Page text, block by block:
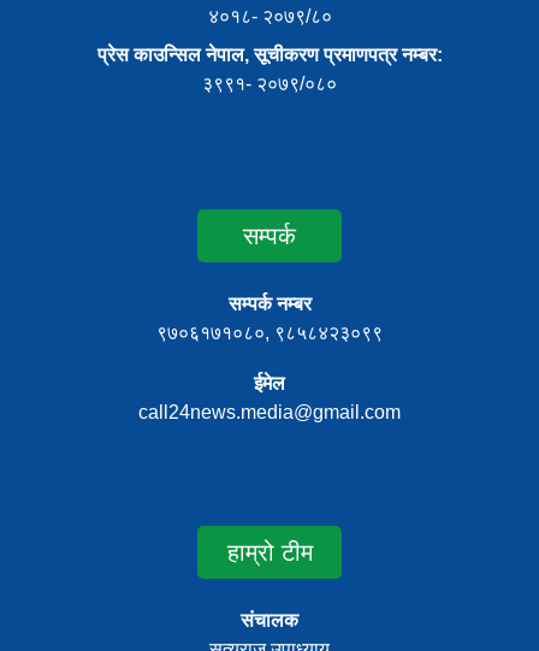
४०१८- २०७९/८०
प्रेस काउन्सिल नेपाल, सूचीकरण प्रमाणपत्र नम्बर:
३९९१- २०७९/०८०
सम्पर्क
सम्पर्क नम्बर
९७०६१७१०८०, ९८५८४२३०९९
ईमेल
call24news.media@gmail.com
हाम्रो टीम
संचालक